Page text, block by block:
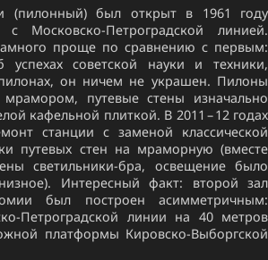
(пилонный) был открыт в 1961 году
Московско-Петроградской линией.
проще по сравнению с первым:
советской науки и техники,
он ничем не украшен. Пилоны
путевые стены изначально
кафельной плиткой. В 2011 – 12 годах
станции с заменой классической
путевых стен на мраморную (вместе
светильники-бра, освещение было
Интересный факт: второй зал
был построен асимметричным:
Петроградской линии на 40 метров
платформы Кировско-Выборгской